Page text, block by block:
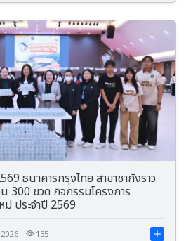
ธนาคารกรุงไทย สาขาชากังราว
300 ขวด กิจกรรมโครงการ
ประจำปี 2569
135